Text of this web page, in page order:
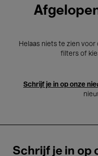
Helaas niets te zien
filters of
Schrijf je in op onze
Schrijf je in op